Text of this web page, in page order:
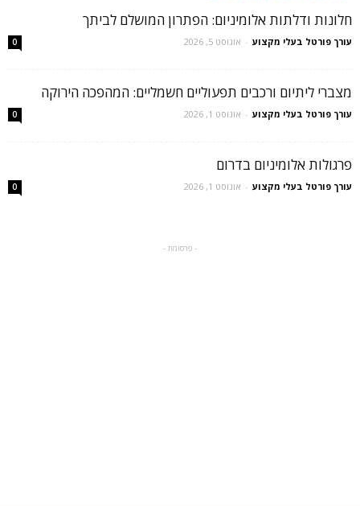
חלונות ודלתות אלומיניום: הפתרון המושלם לביתך
עורך פורטל בעלי מקצוע - אוגוסט 5, 2026 0
מצברי ליתיום ורכבים תפעוליים חשמליים: המהפכה הירוקה
עורך פורטל בעלי מקצוע - אוגוסט 1, 2026 0
פרגולות אלומיניום בדרום
עורך פורטל בעלי מקצוע - אוגוסט 1, 2026 0
- פרסומת -